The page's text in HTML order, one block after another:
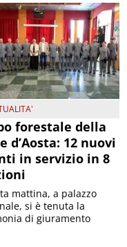
forestale della
d’Aosta: 12 nuovi
in servizio in 8
mattina, a palazzo
si è tenuta la
di giuramento